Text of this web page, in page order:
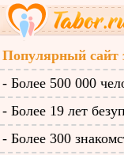
Популярный сайт
- Более 500 000
- Более 19 лет
- Более 300